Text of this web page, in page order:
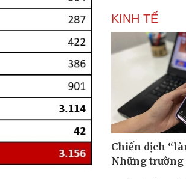
KINH TẾ
Chiến dịch
Những trường